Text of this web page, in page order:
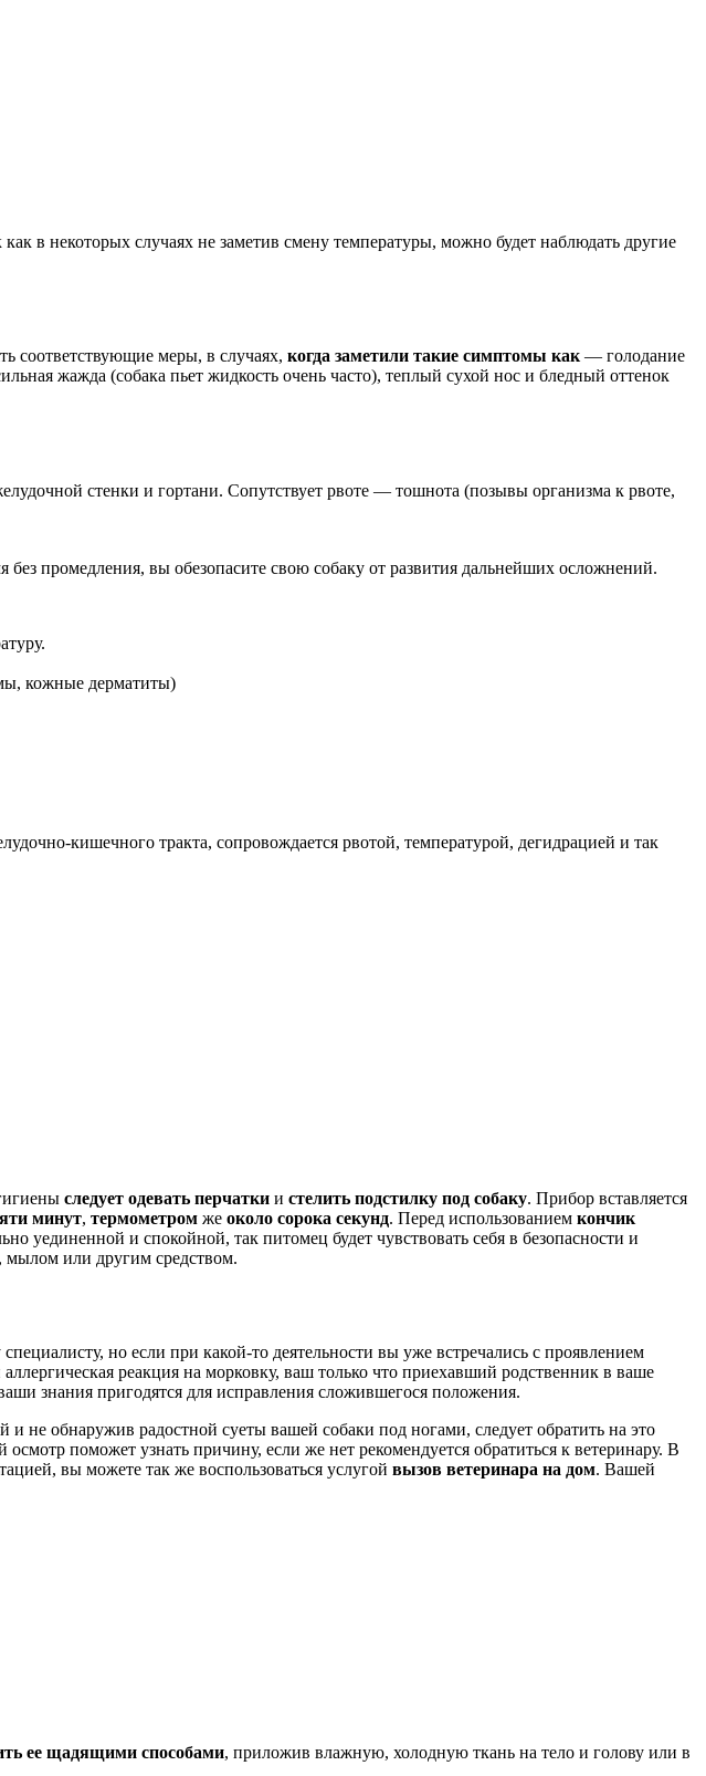
в некоторых случаях не заметив смену температуры, можно будет наблюдать другие
соответствующие меры, в случаях, когда заметили такие симптомы как — голодание
жажда (собака пьет жидкость очень часто), теплый сухой нос и бледный оттенок
стенки и гортани. Сопутствует рвоте — тошнота (позывы организма к рвоте,
промедления, вы обезопасите свою собаку от развития дальнейших осложнений.
кожные дерматиты)
кишечного тракта, сопровождается рвотой, температурой, дегидрацией и так
следует одевать перчатки и стелить подстилку под собаку. Прибор вставляется
минут, термометром же около сорока секунд. Перед использованием кончик
уединенной и спокойной, так питомец будет чувствовать себя в безопасности и
мылом или другим средством.
но если при какой-то деятельности вы уже встречались с проявлением
реакция на морковку, ваш только что приехавший родственник в ваше
знания пригодятся для исправления сложившегося положения.
не обнаружив радостной суеты вашей собаки под ногами, следует обратить на это
поможет узнать причину, если же нет рекомендуется обратиться к ветеринару. В
вы можете так же воспользоваться услугой вызов ветеринара на дом. Вашей
ее щадящими способами, приложив влажную, холодную ткань на тело и голову или в